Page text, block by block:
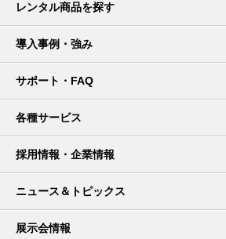
レンタル商品を探す
導入事例・強み
サポート・FAQ
各種サービス
採用情報・企業情報
ニュース＆トピックス
展示会情報